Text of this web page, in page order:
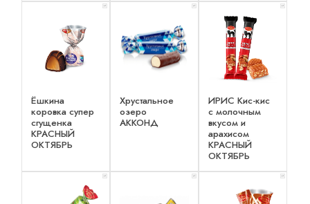
x 1
Ёшкина
коровка супер
сгущенка
КРАСНЫЙ
ОКТЯБРЬ
x 1
Хрустальное
озеро
АККОНД
x 1
ИРИС Кис-кис
с молочным
вкусом и
арахисом
КРАСНЫЙ
ОКТЯБРЬ
x 1 x 1 x 1